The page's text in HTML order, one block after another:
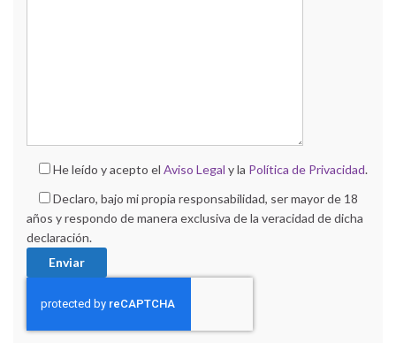
He leído y acepto el Aviso Legal y la Política de Privacidad.
Declaro, bajo mi propia responsabilidad, ser mayor de 18
años y respondo de manera exclusiva de la veracidad de dicha
declaración.